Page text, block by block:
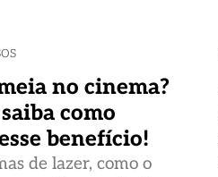
no cinema?
como
benefício!
de lazer, como o